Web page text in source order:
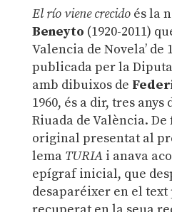
El río viene crecidoés la
Beneyto (1920-2011)
Valencia de Novela’ de
publicada per la
amb dibuixos de
1960, és a dir, tres anys
Riuada de València.
original presentat al
lema TURIAi anava
epígraf inicial, que
desaparéixer en el text